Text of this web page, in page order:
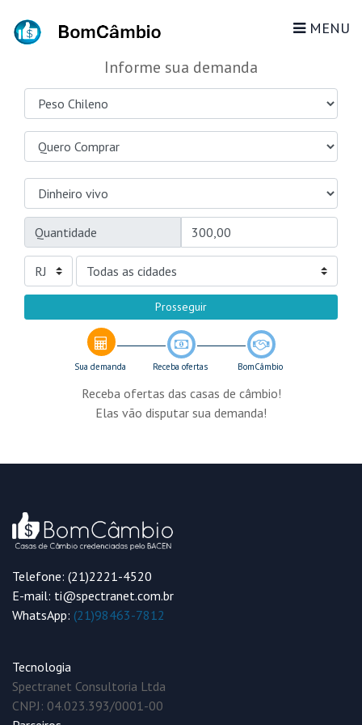
MENU
Informe sua demanda
Quantidade
Prosseguir
Receba ofertas das casas de câmbio!
Elas vão disputar sua demanda!
Telefone: (21)2221-4520
E-mail: ti@spectranet.com.br
WhatsApp: (21)98463-7812
Tecnologia
Spectranet Consultoria Ltda
CNPJ: 04.023.393/0001-00